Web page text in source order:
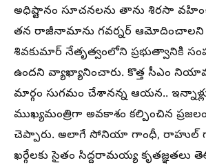
అధిష్టానం సూచనలను తాను శిరసా
తన రాజీనామాను గవర్నర్ ఆమోదించాలని
శివకుమార్ నేతృత్వంలోని ప్రభుత్వానికి
ఉందని వ్యాఖ్యానించారు. కొత్త సీఎం
మార్గం సుగమం చేశానన్న ఆయన..
ముఖ్యమంత్రిగా అవకాశం కల్పించిన
చెప్పారు. అలాగే సోనియా గాంధీ, రాహుల్
ఖర్గేలకు సైతం సిద్దరామయ్య కృతజ్ఞతలు